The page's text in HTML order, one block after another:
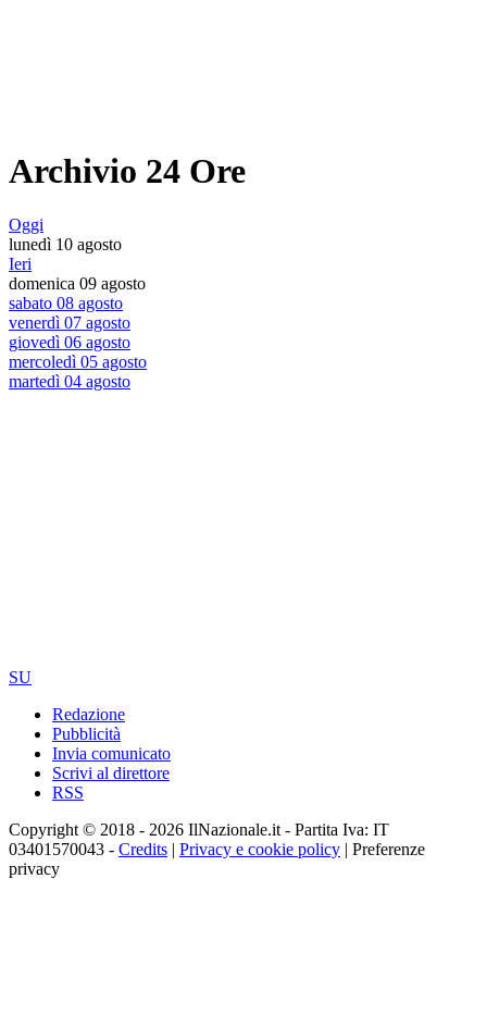
Archivio 24 Ore
Oggi
lunedì 10 agosto
Ieri
domenica 09 agosto
sabato 08 agosto
venerdì 07 agosto
giovedì 06 agosto
mercoledì 05 agosto
martedì 04 agosto
SU
Redazione
Pubblicità
Invia comunicato
Scrivi al direttore
RSS
Copyright © 2018 - 2026 IlNazionale.it - Partita Iva: IT
03401570043 - Credits | Privacy e cookie policy | Preferenze
privacy